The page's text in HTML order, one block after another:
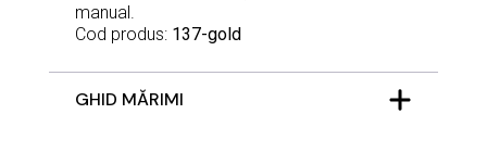
manual.
Cod produs:137-gold
GHID MĂRIMI